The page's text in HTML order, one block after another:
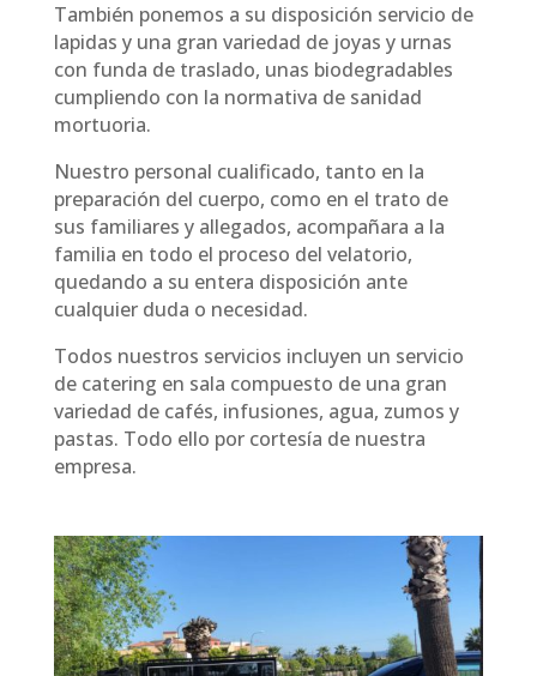
También ponemos a su disposición servicio de
lapidas y una gran variedad de joyas y urnas
con funda de traslado, unas biodegradables
cumpliendo con la normativa de sanidad
mortuoria.
Nuestro personal cualificado, tanto en la
preparación del cuerpo, como en el trato de
sus familiares y allegados, acompañara a la
familia en todo el proceso del velatorio,
quedando a su entera disposición ante
cualquier duda o necesidad.
Todos nuestros servicios incluyen un servicio
de catering en sala compuesto de una gran
variedad de cafés, infusiones, agua, zumos y
pastas. Todo ello por cortesía de nuestra
empresa.